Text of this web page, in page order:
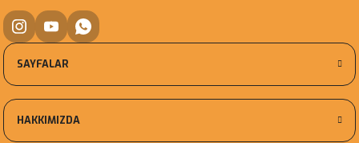
SAYFALAR
HAKKIMIZDA